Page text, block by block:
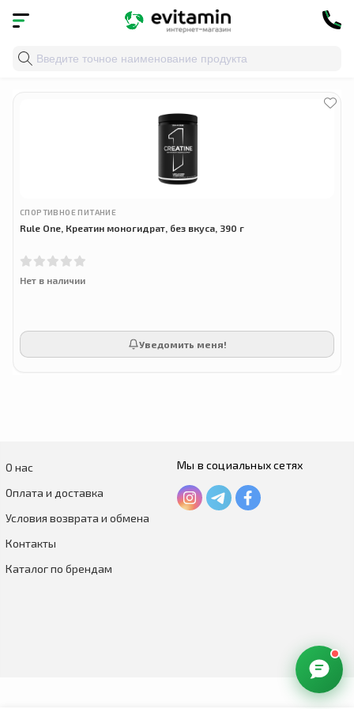
Главная » креатин для мышц
СПОРТИВНОЕ ПИТАНИЕ
Rule One, Креатин моногидрат, без вкуса, 390 г
Нет в наличии
Уведомить меня!
О нас
Оплата и доставка
Условия возврата и обмена
Контакты
Каталог по брендам
Мы в социальных сетях